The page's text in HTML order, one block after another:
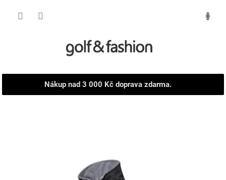
NÁKUPNÍ
Nákup nad 3 000 Kč doprava zdarma.